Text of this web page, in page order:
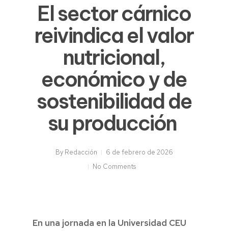
El sector cárnico
reivindica el valor
nutricional,
económico y de
sostenibilidad de
su producción
By Redacción
6 de febrero de 2026
No Comments
En una jornada en la Universidad CEU